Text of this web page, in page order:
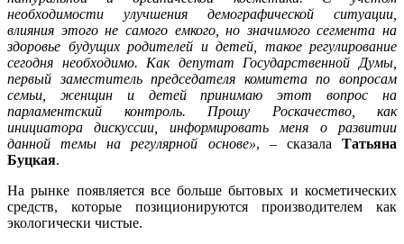
необходимости улучшения демографической ситуации,
влияния этого не самого емкого, но значимого сегмента на
здоровье будущих родителей и детей, такое регулирование
сегодня необходимо. Как депутат Государственной Думы,
первый заместитель председателя комитета по вопросам
семьи, женщин и детей принимаю этот вопрос на
парламентский контроль. Прошу Роскачество, как
инициатора дискуссии, информировать меня о развитии
данной темы на регулярной основе», – сказалаТатьяна
Буцкая.
На рынке появляется все больше бытовых и косметических
средств, которые позиционируются производителем как
экологически чистые.